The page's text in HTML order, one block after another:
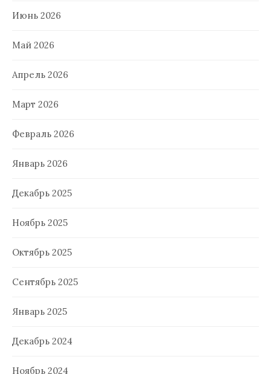
Июнь 2026
Май 2026
Апрель 2026
Март 2026
Февраль 2026
Январь 2026
Декабрь 2025
Ноябрь 2025
Октябрь 2025
Сентябрь 2025
Январь 2025
Декабрь 2024
Ноябрь 2024